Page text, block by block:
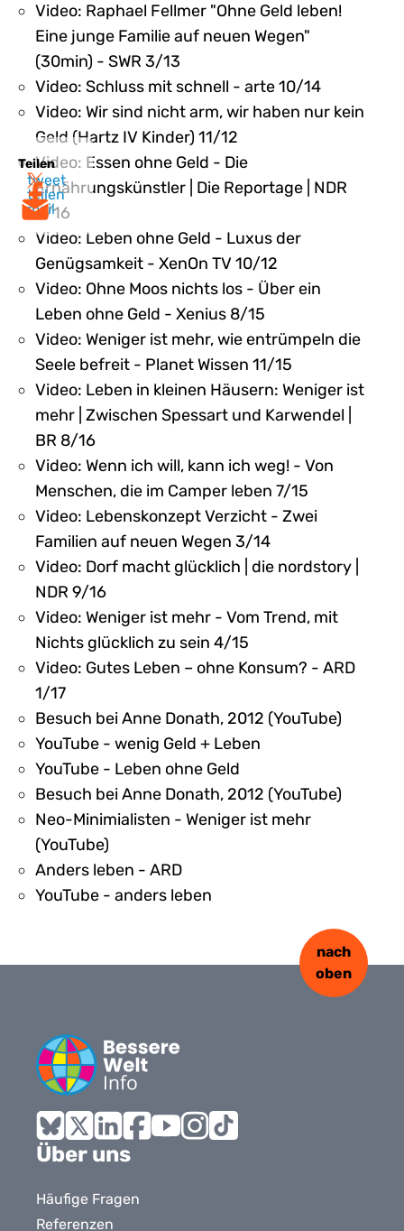
Teilen
tweet
teilen
mail
Video: Raphael Fellmer "Ohne Geld leben!
Eine junge Familie auf neuen Wegen"
(30min) - SWR 3/13
Video: Schluss mit schnell - arte 10/14
Video: Wir sind nicht arm, wir haben nur kein
Geld (Hartz IV Kinder) 11/12
Video: Essen ohne Geld - Die
Ernährungskünstler | Die Reportage | NDR
4/16
Video: Leben ohne Geld - Luxus der
Genügsamkeit - XenOn TV 10/12
Video: Ohne Moos nichts los - Über ein
Leben ohne Geld - Xenius 8/15
Video: Weniger ist mehr, wie entrümpeln die
Seele befreit - Planet Wissen 11/15
Video: Leben in kleinen Häusern: Weniger ist
mehr | Zwischen Spessart und Karwendel |
BR 8/16
Video: Wenn ich will, kann ich weg! - Von
Menschen, die im Camper leben 7/15
Video: Lebenskonzept Verzicht - Zwei
Familien auf neuen Wegen 3/14
Video: Dorf macht glücklich | die nordstory |
NDR 9/16
Video: Weniger ist mehr - Vom Trend, mit
Nichts glücklich zu sein 4/15
Video: Gutes Leben – ohne Konsum? - ARD
1/17
Besuch bei Anne Donath, 2012 (YouTube)
YouTube - wenig Geld + Leben
YouTube - Leben ohne Geld
Besuch bei Anne Donath, 2012 (YouTube)
Neo-Minimialisten - Weniger ist mehr
(YouTube)
Anders leben - ARD
YouTube - anders leben
Bluesky
X LinkedInFacebook
nach
oben
Über uns
Häufige Fragen
Referenzen